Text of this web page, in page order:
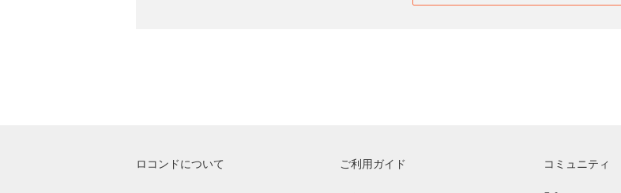
ロコンドについて ご利用ガイド コミュニティ